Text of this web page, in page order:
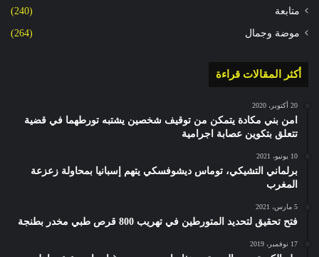
متابعة (240)
موضة وجمال (264)
أكثر المقالات قراءة
20 أكتوبر، 2020
امن بني مكادة يتمكن من توقيف شخصين يشتبه تورطهما في قضية
تتعلق بتكوين عصابة اجرامية
10 يونيو، 2021
برلماني التشيكي، توماس ديشوفسكي يتهم إسبانيا بمحاولة زعزعة
المغرب
5 مارس، 2021
فتح تحقيق لتحديد المتورطين في تهريب 800 قرص طبي مخدر بطنجة
17 نوفمبر، 2019